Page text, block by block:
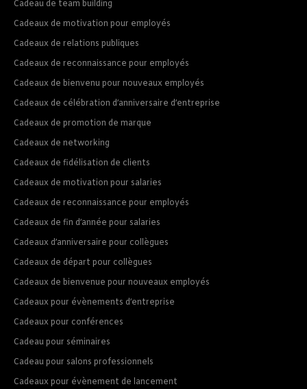
Cadeau de team building
Cadeaux de motivation pour employés
Cadeaux de relations publiques
Cadeaux de reconnaissance pour employés
Cadeaux de bienvenu pour nouveaux employés
Cadeaux de célébration d’anniversaire d’entreprise
Cadeaux de promotion de marque
Cadeaux de networking
Cadeaux de fidélisation de clients
Cadeaux de motivation pour salaries
Cadeaux de reconnaissance pour employés
Cadeaux de fin d’année pour salaries
Cadeaux d’anniversaire pour collègues
Cadeaux de départ pour collègues
Cadeaux de bienvenue pour nouveaux employés
Cadeaux pour évènements d’entreprise
Cadeaux pour conférences
Cadeau pour séminaires
Cadeau pour salons professionnels
Cadeaux pour évènement de lancement